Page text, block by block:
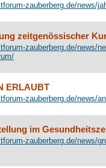
zauberberg.de/news/
zeitgenössischer
zauberberg.de/news/
ERLAUBT
zauberberg.de/news/
im
zauberberg.de/news/